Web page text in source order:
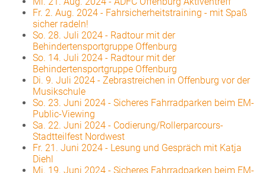
Fr. 2. Aug. 2024 - Fahrsicherheitstraining - mit Spaß
sicher radeln!
So. 28. Juli 2024 - Radtour mit der
Behindertensportgruppe Offenburg
So. 14. Juli 2024 - Radtour mit der
Behindertensportgruppe Offenburg
Di. 9. Juli 2024 - Zebrastreichen in Offenburg vor der
Musikschule
So. 23. Juni 2024 - Sicheres Fahrradparken beim EM-
Public-Viewing
Sa. 22. Juni 2024 - Codierung/Rollerparcours-
Stadtteilfest Nordwest
Fr. 21. Juni 2024 - Lesung und Gespräch mit Katja
Diehl
Mi. 19. Juni 2024 - Sicheres Fahrradparken beim EM-